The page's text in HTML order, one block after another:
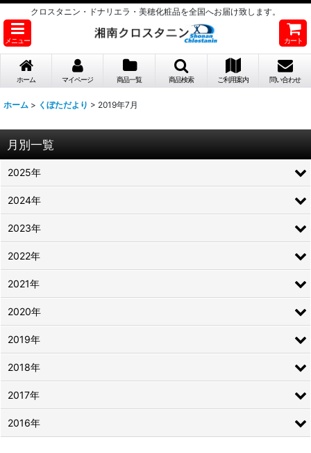
クロスタニン・ドナリエラ・美穂化粧品を全国へお届け致します。
メニュー カート
ホーム マイページ 商品一覧 商品検索 ご利用案内 問い合わせ
ホーム > くぼただより > 2019年7月
月別一覧
2025年
2024年
2023年
2022年
2021年
2020年
2019年
2018年
2017年
2016年